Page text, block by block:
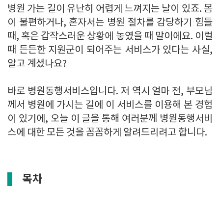
병원 가는 길이 유난히 어렵게 느껴지는 날이 있죠. 몸
이 불편하거나, 혼자서는 병원 절차를 감당하기 힘들
때, 혹은 갑작스러운 상황에 놓였을 때 말이에요. 이럴
때 든든한 지원군이 되어주는 서비스가 있다는 사실,
알고 계셨나요?
바로 병원동행서비스입니다. 저 역시 얼마 전, 부모님
께서 병원에 가시는 길에 이 서비스를 이용해 본 경험
이 있기에, 오늘 이 글을 통해 여러분께 병원동행서비
스에 대한 모든 것을 꼼꼼하게 알려드리려고 합니다.
목차